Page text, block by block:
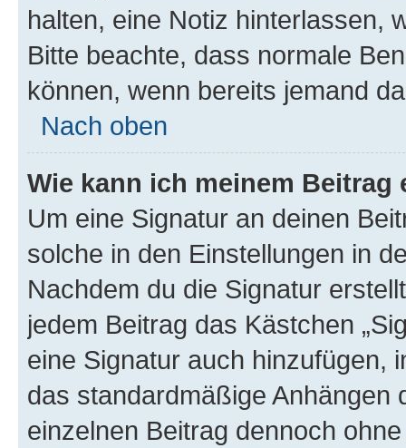
halten, eine Notiz hinterlassen,
Bitte beachte, dass normale
können, wenn bereits jemand
Nach oben
Wie kann ich meinem
Um eine Signatur an deinen
solche in den Einstellungen in
Nachdem du die Signatur
jedem Beitrag das Kästchen
eine Signatur auch hinzufügen,
das standardmäßige Anhängen
einzelnen Beitrag dennoch